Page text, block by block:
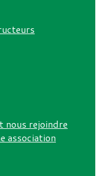
nous rejoindre
association